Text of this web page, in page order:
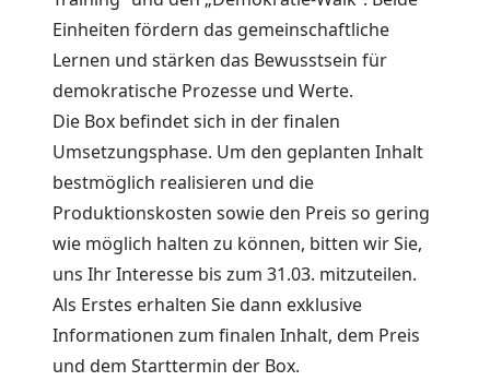
Einheiten fördern das gemeinschaftliche
Lernen und stärken das Bewusstsein für
demokratische Prozesse und Werte.
Die Box befindet sich in der finalen
Umsetzungsphase. Um den geplanten Inhalt
bestmöglich realisieren und die
Produktionskosten sowie den Preis so gering
wie möglich halten zu können, bitten wir Sie,
uns Ihr Interesse bis zum 31.03. mitzuteilen.
Als Erstes erhalten Sie dann exklusive
Informationen zum finalen Inhalt, dem Preis
und dem Starttermin der Box.